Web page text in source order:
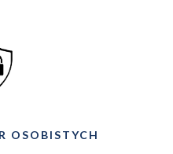
OSOBISTYCH